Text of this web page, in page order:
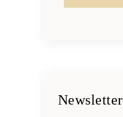
Newsletter